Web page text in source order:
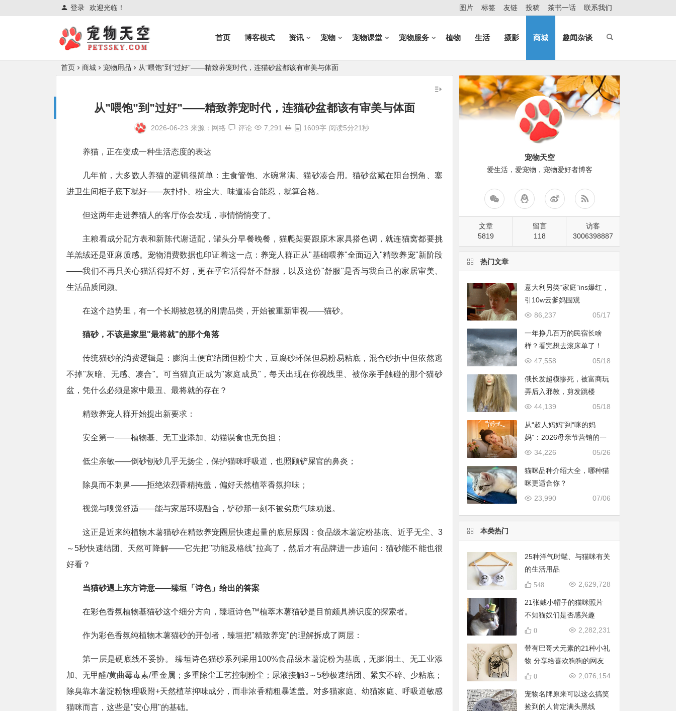
欢迎光临！
登录 图片 标签 友链 投稿 茶书一话 联系我们
首页 博客模式 资讯 宠物 宠物课堂 宠物服务 植物 生活 摄影 商城 趣闻杂谈
首页 商城 宠物用品 从”喂饱”到”过好”——精致养宠时代，连猫砂盆都该有审美与体面
从”喂饱”到”过好”——精致养宠时代，连猫砂盆都该有审美与体面
2026-06-23 来源：网络 评论 7,291 1609字 阅读5分21秒
养猫，正在变成一种生活态度的表达
几年前，大多数人养猫的逻辑很简单：主食管饱、水碗常满、猫砂凑合用。猫砂盆藏在阳台拐角、塞
进卫生间柜子底下就好——灰扑扑、粉尘大、味道凑合能忍，就算合格。
但这两年走进养猫人的客厅你会发现，事情悄悄变了。
主粮看成分配方表和新陈代谢适配，罐头分早餐晚餐，猫爬架要跟原木家具搭色调，就连猫窝都要挑
羊羔绒还是亚麻质感。宠物消费数据也印证着这一点：养宠人群正从"基础喂养"全面迈入"精致养宠"新阶段
——我们不再只关心猫活得好不好，更在乎它活得舒不舒服，以及这份"舒服"是否与我自己的家居审美、
生活品质同频。
在这个趋势里，有一个长期被忽视的刚需品类，开始被重新审视——猫砂。
猫砂，不该是家里"最将就"的那个角落
传统猫砂的消费逻辑是：膨润土便宜结团但粉尘大，豆腐砂环保但易粉易粘底，混合砂折中但依然逃
不掉"灰暗、无感、凑合"。可当猫真正成为"家庭成员"，每天出现在你视线里、被你亲手触碰的那个猫砂
盆，凭什么必须是家中最丑、最将就的存在？
精致养宠人群开始提出新要求：
安全第一——植物基、无工业添加、幼猫误食也无负担；
低尘亲敏——倒砂刨砂几乎无扬尘，保护猫咪呼吸道，也照顾铲屎官的鼻炎；
除臭而不刺鼻——拒绝浓烈香精掩盖，偏好天然植萃香氛抑味；
视觉与嗅觉舒适——能与家居环境融合，铲砂那一刻不被劣质气味劝退。
这正是近来纯植物木薯猫砂在精致养宠圈层快速起量的底层原因：食品级木薯淀粉基底、近乎无尘、3
～5秒快速结团、天然可降解——它先把"功能及格线"拉高了，然后才有品牌进一步追问：猫砂能不能也很
好看？
当猫砂遇上东方诗意——臻垣「诗色」给出的答案
在彩色香氛植物基猫砂这个细分方向，臻垣诗色™植萃木薯猫砂是目前颇具辨识度的探索者。
作为彩色香氛纯植物木薯猫砂的开创者，臻垣把"精致养宠"的理解拆成了两层：
第一层是硬底线不妥协。 臻垣诗色猫砂系列采用100%食品级木薯淀粉为基底，无膨润土、无工业添
加、无甲醛/黄曲霉毒素/重金属；多重除尘工艺控制粉尘；尿液接触3～5秒极速结团、紧实不碎、少粘底；
除臭靠木薯淀粉物理吸附+天然植萃抑味成分，而非浓香精粗暴遮盖。对多猫家庭、幼猫家庭、呼吸道敏感
猫咪而言，这些是"安心用"的基础。
宠物天空
爱生活，爱宠物，宠物爱好者博客
文章
5819
留言
118
访客
3006398887
热门文章
意大利另类“家庭”ins爆红，
引10w云爹妈围观
05/17
86,237
一年挣几百万的民宿长啥
样？看完想去滚床单了！
05/18
47,558
俄长发超模惨死，被富商玩
弄后入邪教，剪发跳楼
05/18
44,139
从“超人妈妈”到“咪的妈
妈”：2026母亲节营销的一
次温情破题
05/26
34,226
猫咪品种介绍大全，哪种猫
咪更适合你？
07/06
23,990
本类热门
25种洋气时髦、与猫咪有关
的生活用品
2,629,728
548
21张戴小帽子的猫咪照片
不知猫奴们是否感兴趣
2,282,231
0
带有巴哥犬元素的21种小礼
物 分享给喜欢狗狗的网友
2,076,154
0
宠物名牌原来可以这么搞笑
捡到的人肯定满头黑线